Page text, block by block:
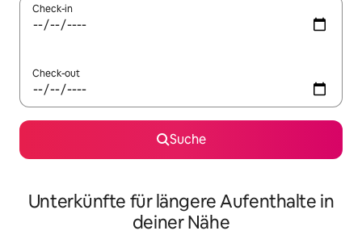
Check-in
Check-out
Suche
Unterkünfte für längere Aufenthalte in
deiner Nähe